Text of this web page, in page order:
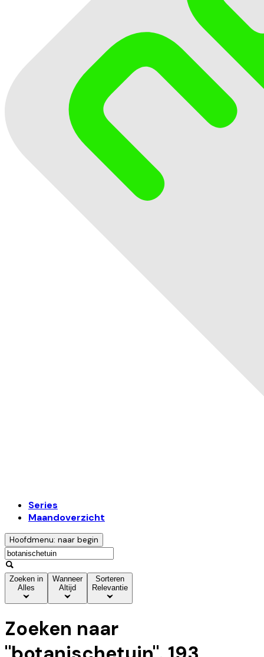
Series
Maandoverzicht
Hoofdmenu: naar begin
Zoeken in
Alles
Wanneer
Altijd
Sorteren
Relevantie
Zoeken naar